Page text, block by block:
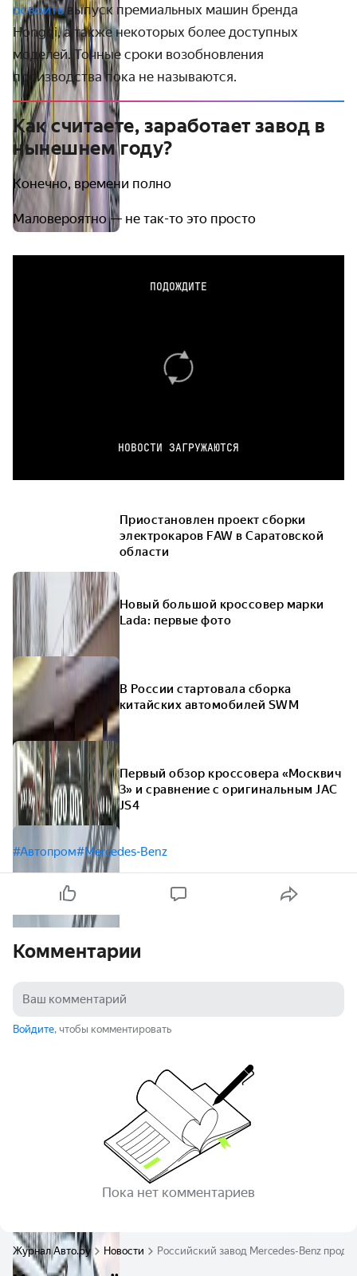
освоитьвыпуск премиальных машин бренда
Hongqi, а также некоторых более доступных
моделей. Точные сроки возобновления
производства пока не называются.
Как считаете, заработает завод в
нынешнем году?
Конечно, времени полно
Маловероятно — не так-то это просто
ПОДОЖДИТЕ
НОВОСТИ ЗАГРУЖАЮТСЯ
Приостановлен проект сборки
электрокаров FAW в Саратовской
области
Новый большой кроссовер марки
Lada: первые фото
В России стартовала сборка
китайских автомобилей SWM
Первый обзор кроссовера «Москвич
3» и сравнение с оригинальным JAC
JS4
#Автопром#Mercedes-Benz
Комментарии
Войдите, чтобы комментировать
Пока нет комментариев
Журнал Авто.ру Новости Российский завод Mercedes-Benz